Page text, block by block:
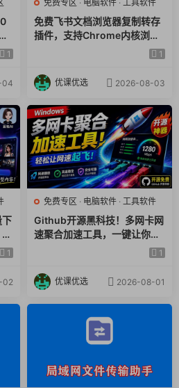
1
04
免费专区 · 电脑软件 · 工具软件
免费飞书文档浏览器复制转存
插件，支持Chrome内核浏览
器，无需登录账号（插件+安 1
优课优选 2026-08-03
1
02
免费专区 · 电脑软件 · 工具软件
Github开源黑科技！多网卡网
速聚合加速工具，一键让你的
电脑网速起飞，这感觉也太爽1
优课优选 2026-08-01